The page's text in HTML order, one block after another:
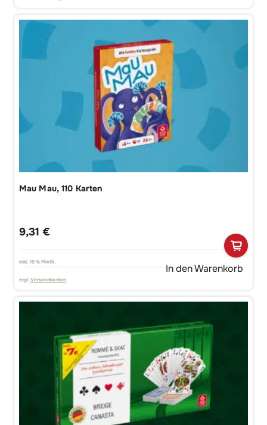
Mau Mau, 110 Karten
9,31 €
inkl. 19 % MwSt.
zzgl. Versandkosten
In den Warenkorb